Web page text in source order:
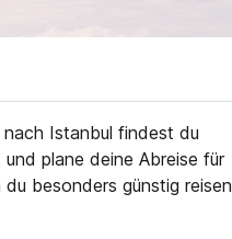
Istanbul findest du
plane deine Abreise für
besonders günstig reisen